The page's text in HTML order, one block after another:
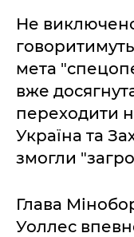
Не
мета
вже
переходити
Україна та
змогли
Глава
Уоллес